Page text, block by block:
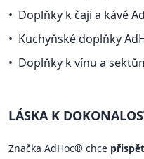
Doplňky k čaji a kávě
Kuchyňské doplňky
Doplňky k vínu a
LÁSKA K
Značka AdHoc® chce